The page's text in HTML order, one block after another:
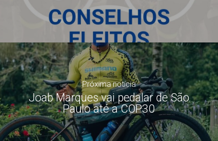
Próxima notícia
Joab Marques vai pedalar de São
Paulo até a COP30